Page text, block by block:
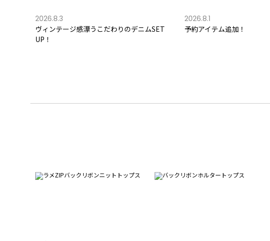
2026.8.3
ヴィンテージ感漂うこだわりのデニムSET
UP！
2026.8.1
予約アイテム追加！